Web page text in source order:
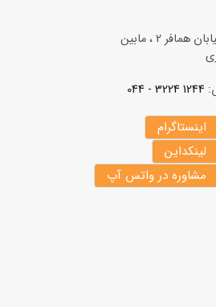
آدرس: ارومیه ، خیابان همافر 2 ، مابين
1244 3224 - 044
اینستاگرام
لینکداین
مشاوره در واتس آپ